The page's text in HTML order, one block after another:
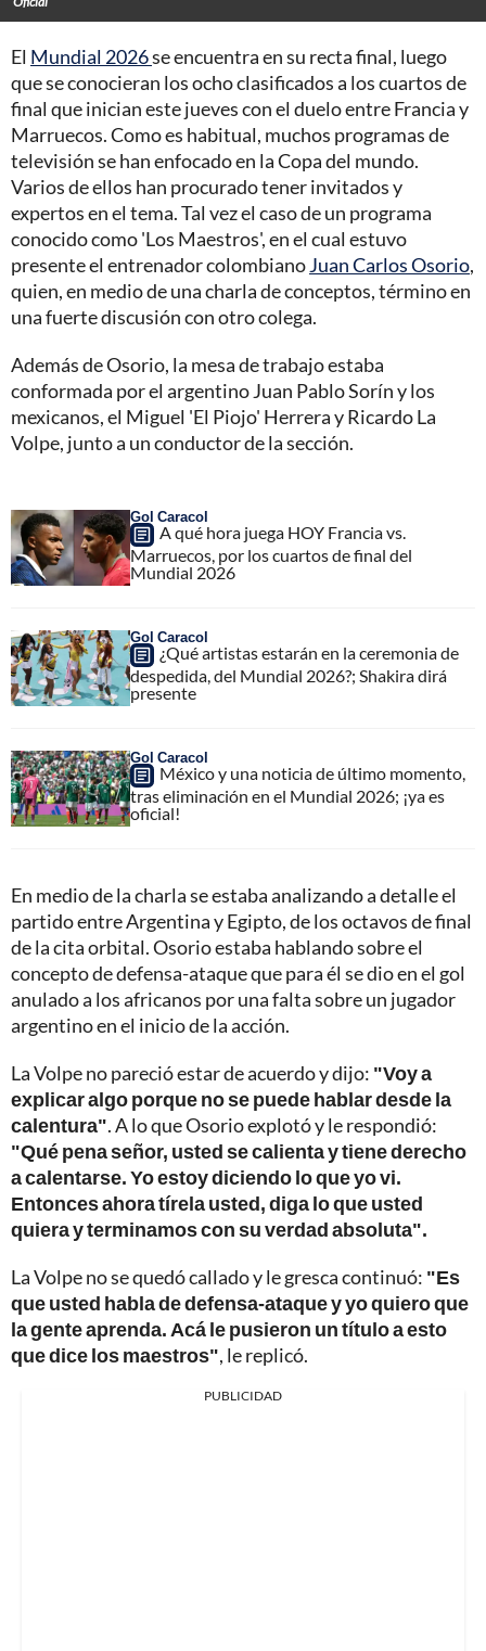
El Mundial 2026se encuentra en su recta final, luego
que se conocieran los ocho clasificados a los cuartos de
final que inician este jueves con el duelo entre Francia y
Marruecos. Como es habitual, muchos programas de
televisión se han enfocado en la Copa del mundo.
Varios de ellos han procurado tener invitados y
expertos en el tema. Tal vez el caso de un programa
conocido como 'Los Maestros', en el cual estuvo
presente el entrenador colombianoJuan Carlos Osorio,
quien, en medio de una charla de conceptos, término en
una fuerte discusión con otro colega.
Además de Osorio, la mesa de trabajo estaba
conformada por el argentino Juan Pablo Sorín y los
mexicanos, el Miguel 'El Piojo' Herrera y Ricardo La
Volpe, junto a un conductor de la sección.
Gol Caracol
A qué hora juega HOY Francia vs.
Marruecos, por los cuartos de final del
Mundial 2026
Gol Caracol
¿Qué artistas estarán en la ceremonia de
despedida, del Mundial 2026?; Shakira dirá
presente
Gol Caracol
México y una noticia de último momento,
tras eliminación en el Mundial 2026; ¡ya es
oficial!
En medio de la charla se estaba analizando a detalle el
partido entre Argentina y Egipto, de los octavos de final
de la cita orbital. Osorio estaba hablando sobre el
concepto de defensa-ataque que para él se dio en el gol
anulado a los africanos por una falta sobre un jugador
argentino en el inicio de la acción.
La Volpe no pareció estar de acuerdo y dijo: "Voy a
explicar algo porque no se puede hablar desde la
calentura". A lo que Osorio explotó y le respondió:
"Qué pena señor, usted se calienta y tiene derecho
a calentarse. Yo estoy diciendo lo que yo vi.
Entonces ahora tírela usted, diga lo que usted
quiera y terminamos con su verdad absoluta".
La Volpe no se quedó callado y le gresca continuó: "Es
que usted habla de defensa-ataque y yo quiero que
la gente aprenda. Acá le pusieron un título a esto
que dice los maestros", le replicó.
PUBLICIDAD